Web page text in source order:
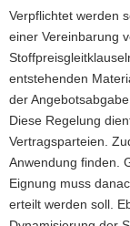
Verpflichtet werden
einer Vereinbarung
entstehenden
der
Diese Regelung
Vertragsparteien.
Anwendung finden.
Eignung muss
erteilt werden soll.